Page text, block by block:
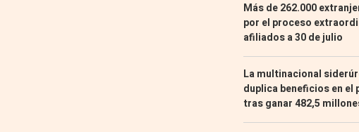
Más de 262.000
por el proceso
afiliados a 30 de julio
La multinacional
duplica beneficios en
tras ganar 482,5